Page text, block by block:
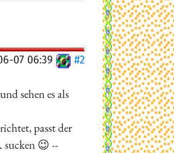
07 06:39 #2
sehen es als
passt der
😉 --